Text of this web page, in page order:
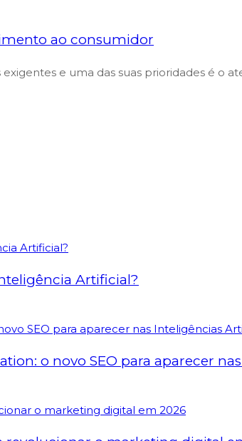
ao consumidor
exigentes e uma das suas prioridades é
Artificial?
o novo SEO para aparecer